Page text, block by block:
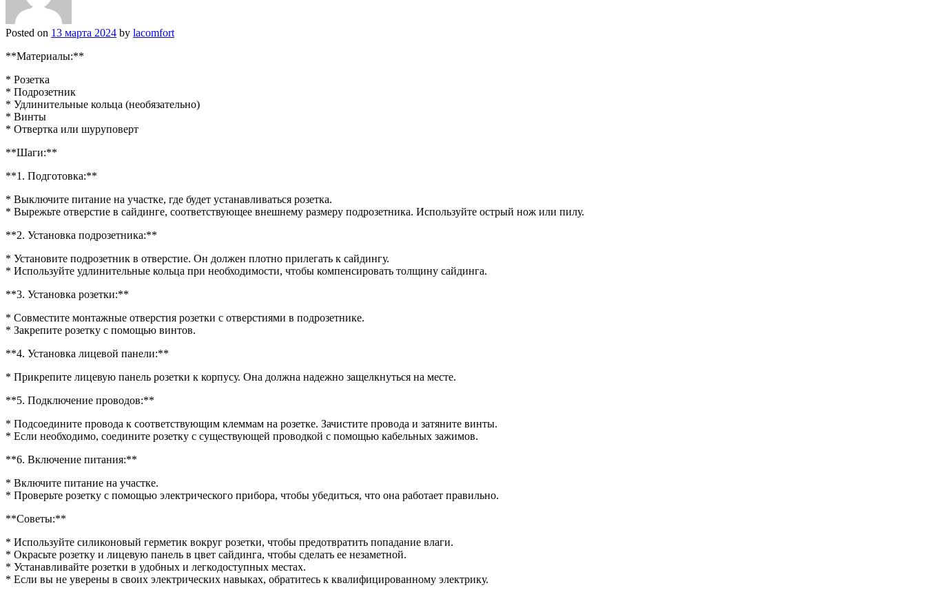
Posted on 13 марта 2024 by lacomfort
**Материалы:**
* Розетка
* Подрозетник
* Удлинительные кольца (необязательно)
* Винты
* Отвертка или шуруповерт
**Шаги:**
**1. Подготовка:**
* Выключите питание на участке, где будет устанавливаться розетка.
* Вырежьте отверстие в сайдинге, соответствующее внешнему размеру подрозетника. Используйте острый нож или пилу.
**2. Установка подрозетника:**
* Установите подрозетник в отверстие. Он должен плотно прилегать к сайдингу.
* Используйте удлинительные кольца при необходимости, чтобы компенсировать толщину сайдинга.
**3. Установка розетки:**
* Совместите монтажные отверстия розетки с отверстиями в подрозетнике.
* Закрепите розетку с помощью винтов.
**4. Установка лицевой панели:**
* Прикрепите лицевую панель розетки к корпусу. Она должна надежно защелкнуться на месте.
**5. Подключение проводов:**
* Подсоедините провода к соответствующим клеммам на розетке. Зачистите провода и затяните винты.
* Если необходимо, соедините розетку с существующей проводкой с помощью кабельных зажимов.
**6. Включение питания:**
* Включите питание на участке.
* Проверьте розетку с помощью электрического прибора, чтобы убедиться, что она работает правильно.
**Советы:**
* Используйте силиконовый герметик вокруг розетки, чтобы предотвратить попадание влаги.
* Окрасьте розетку и лицевую панель в цвет сайдинга, чтобы сделать ее незаметной.
* Устанавливайте розетки в удобных и легкодоступных местах.
* Если вы не уверены в своих электрических навыках, обратитесь к квалифицированному электрику.